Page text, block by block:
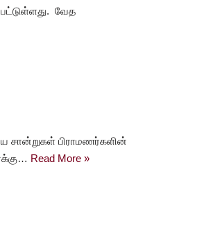
வேத
சான்றுகள் பிராமணர்களின்
Read More »